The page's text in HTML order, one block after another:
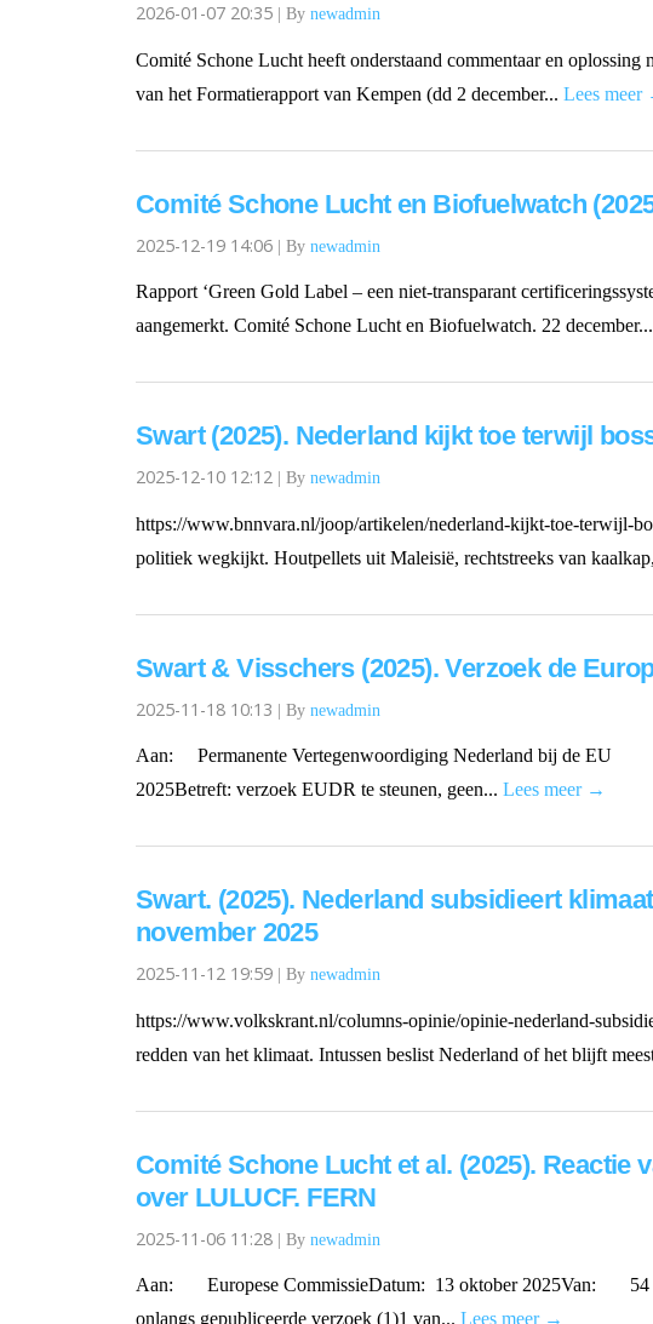
2026-01-07 20:35 | By newadmin
Comité Schone Lucht heeft onderstaand commentaar en
van het Formatierapport van Kempen (dd 2 december... Lees meer
Comité Schone Lucht en Biofuelwatch
2025-12-19 14:06 | By newadmin
Rapport ‘Green Gold Label – een niet-transparant
aangemerkt. Comité Schone Lucht en Biofuelwatch. 22 december...
Swart (2025). Nederland kijkt toe terwijl
2025-12-10 12:12 | By newadmin
https://www.bnnvara.nl/joop/artikelen/nederland-kijkt-toe-terwijl-
politiek wegkijkt. Houtpellets uit Maleisië, rechtstreeks van
Swart & Visschers (2025). Verzoek de
2025-11-18 10:13 | By newadmin
Aan: Permanente Vertegenwoordiging Nederland bij de
2025Betreft: verzoek EUDR te steunen, geen... Lees meer →
Swart. (2025). Nederland subsidieert
november 2025
2025-11-12 19:59 | By newadmin
https://www.volkskrant.nl/columns-opinie/opinie-nederland-
redden van het klimaat. Intussen beslist Nederland of het blijft
Comité Schone Lucht et al. (2025). Reactie
over LULUCF. FERN
2025-11-06 11:28 | By newadmin
Aan: Europese CommissieDatum: 13 oktober 2025Van: 54
onlangs gepubliceerde verzoek (1)1 van... Lees meer →